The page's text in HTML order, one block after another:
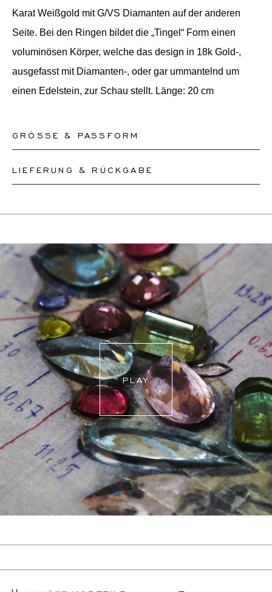
Karat Weißgold mit G/VS Diamanten auf der anderen
Seite. Bei den Ringen bildet die „Tingel“ Form einen
voluminösen Körper, welche das design in 18k Gold-,
ausgefasst mit Diamanten-, oder gar ummantelnd um
einen Edelstein, zur Schau stellt. Länge: 20 cm
GRÖSSE & PASSFORM
Bitte teilen Sie unserem Team den Umfang Ihres
Armbands entsprechend anpassen oder ein neues
Größenänderung ist.
LIEFERUNG & RÜCKGABE
zurückgeben oder umtauschen.
Wenn eine Größenänderung erforderlich ist, werden
unsere Mitarbeiter den genauen Liefertermin mit Ihnen
abstimmen.
Für weitere Informationen besuchen Sie bitte unsere
FAQ's.
PLAY